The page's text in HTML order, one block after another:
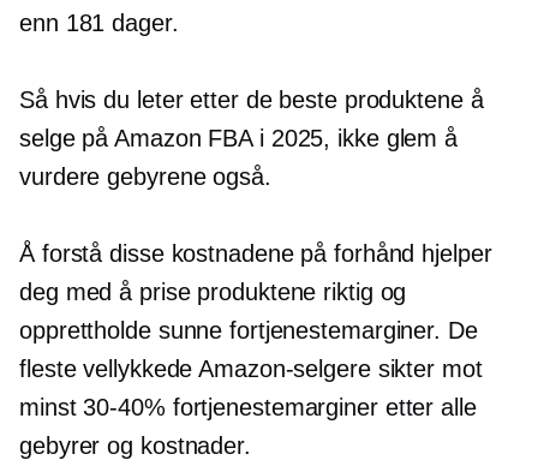
enn 181 dager.
Så hvis du leter etter de beste produktene å
selge på Amazon FBA i 2025, ikke glem å
vurdere gebyrene også.
Å forstå disse kostnadene på forhånd hjelper
deg med å prise produktene riktig og
opprettholde sunne fortjenestemarginer. De
fleste vellykkede Amazon-selgere sikter mot
minst30-40% fortjenestemarginer etter alle
gebyrer og kostnader.